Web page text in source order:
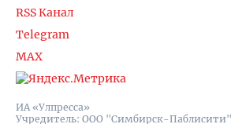
ИА «Улпресса»
Учредитель: ООО "Симбирск-Паблисити"
RSS Канал
Telegram
MAX